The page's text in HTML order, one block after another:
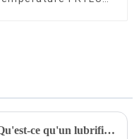
Qu'est-ce qu'un lubrifiant de qualité alimentaire ?